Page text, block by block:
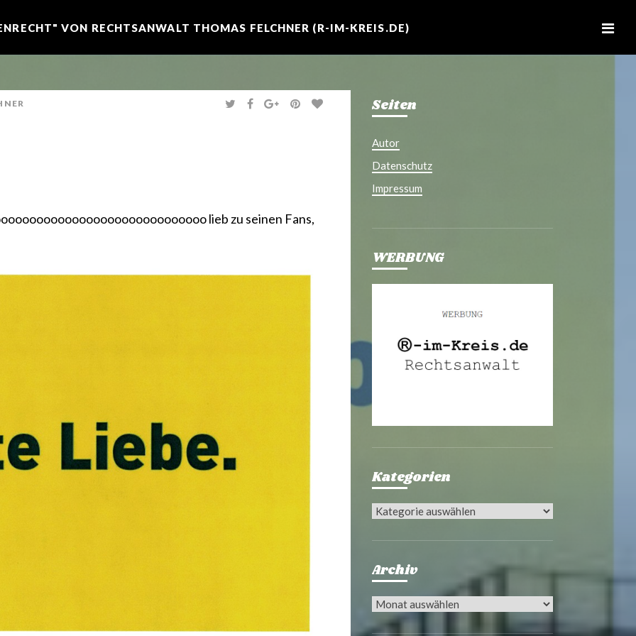
VON RECHTSANWALT THOMAS FELCHNER (R-IM-KREIS.DE)
T
W
F
A
G
O
P
I
lieb zu seinen Fans,
Seiten
Autor
Datenschutz
Impressum
WERBUNG
Kategorien
Kategorien
Archiv
Archiv